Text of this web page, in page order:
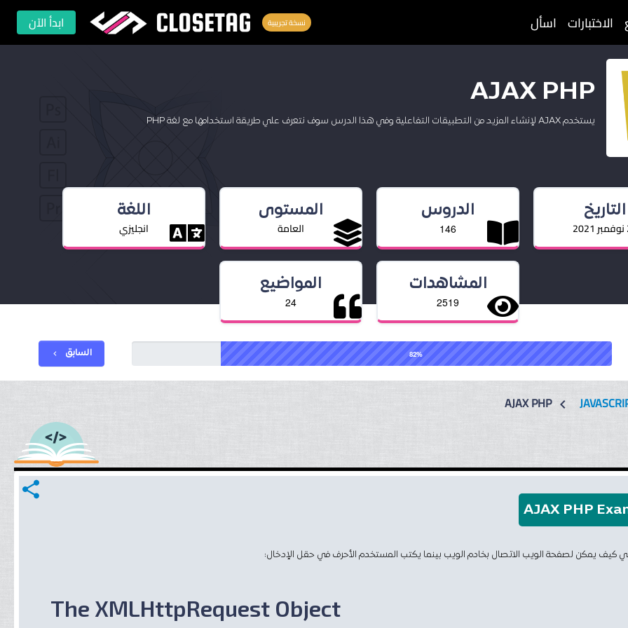
الاختبارات اسأل نسخة تجريبية CLOSETAG ابدأ الآن
AJAX PHP
يستخدم AJAX لإنشاء المزيد من التطبيقات التفاعلية وفي هذا الدرس سوف نتعرف علي طريقة استخدامها مع لغة PHP
التاريخ الدروس
146
المستوى
العامة
اللغة
انجليزي
المشاهدات
2519
المواضيع
24
82% السابق chevron_left
AJAX PHP chevron_left
share
AJAX PHP
كيف يمكن لصفحة الويب الاتصال بخادم الويب بينما يكتب المستخدم الأحرف في حقل الإدخال:
The XMLHttpRequest Object